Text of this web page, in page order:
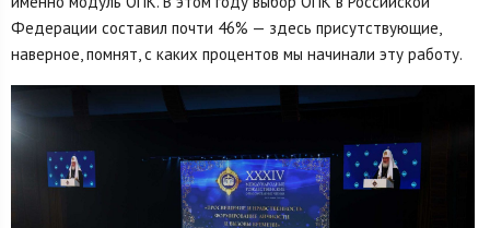
Федерации составил почти 46% — здесь присутствующие,
наверное, помнят, с каких процентов мы начинали эту работу.